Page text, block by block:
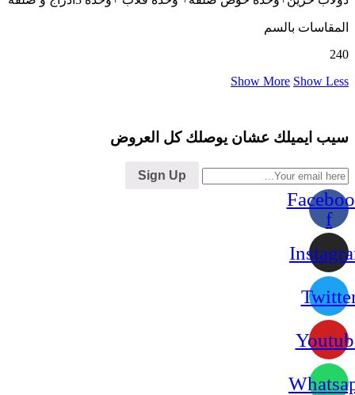
المقاسات بالسم
240
Show More Show Less
سيب ايميلك عشان يوصلك كل العروض
Sign Up
f